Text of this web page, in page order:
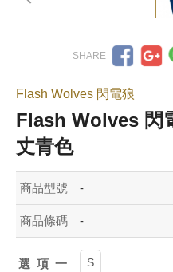
Flash Wolves 閃電狼
Flash Wolves 閃
丈青色
商品型號 -
商品條碼 -
選項一 S